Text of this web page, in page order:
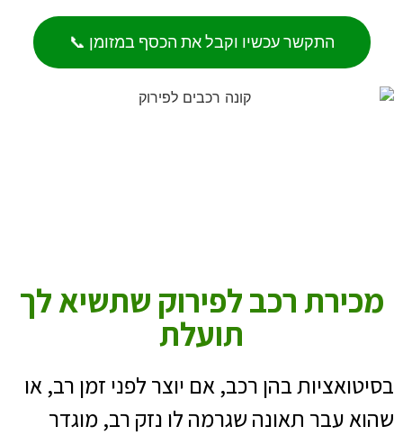
התקשר עכשיו וקבל את הכסף במזומן 📞
מכירת רכב לפירוק שתשיא לך
תועלת
בסיטואציות בהן רכב, אם יוצר לפני זמן רב, או
שהוא עבר תאונה שגרמה לו נזק רב, מוגדר